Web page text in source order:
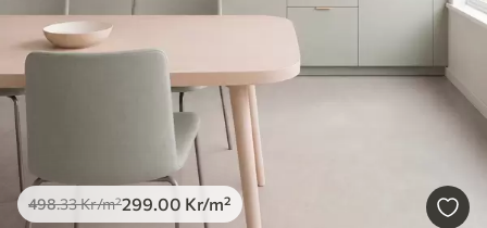
498.33Kr/m²299.00 Kr/m²